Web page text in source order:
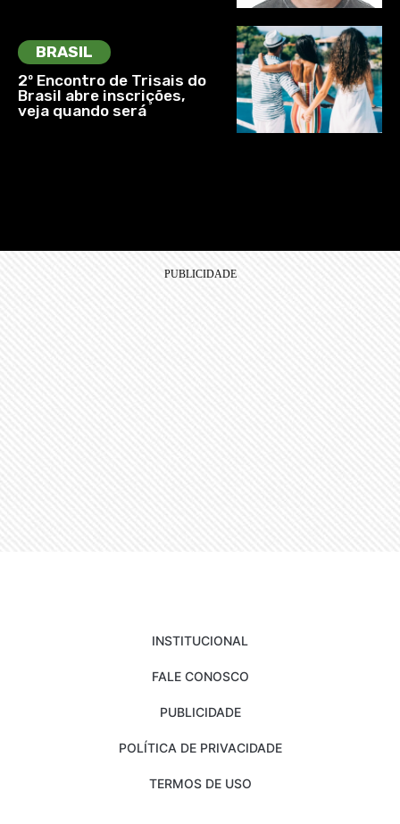
BRASIL
2º Encontro de Trisais do
Brasil abre inscrições,
veja quando será
INSTITUCIONAL
FALE CONOSCO
PUBLICIDADE
POLÍTICA DE PRIVACIDADE
TERMOS DE USO